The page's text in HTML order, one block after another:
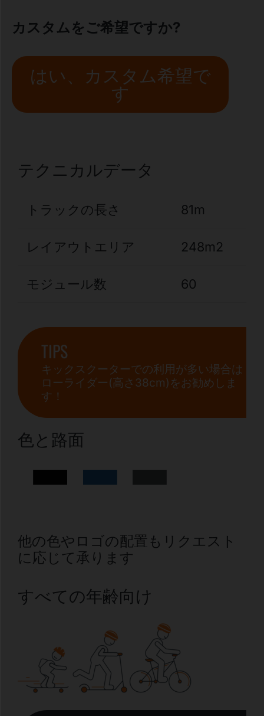
カスタムをご希望ですか?
はい、カスタム希望で
す
テクニカルデータ
トラックの長さ 81m
レイアウトエリア 248m2
モジュール数 60
TIPS
キックスクーターでの利用が多い場合は
ローライダー(高さ38cm)をお勧めしま
す！
色と路面
他の色やロゴの配置もリクエスト
に応じて承ります
すべての年齢向け